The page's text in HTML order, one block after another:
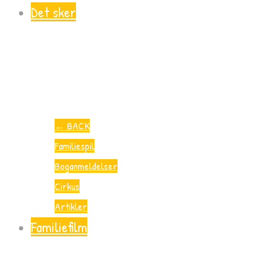
Det sker
← BACK
Familiespil
Boganmeldelser
Cirkus
Artikler
Familiefilm